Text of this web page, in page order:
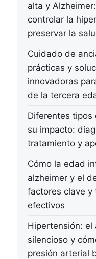
alta y
controlar la
preservar la
Cuidado de
prácticas y
innovadoras
de la tercera
Diferentes tipos
su impacto:
tratamiento y
Cómo la edad
alzheimer y el
factores clave y
efectivos
Hipertensión: el
silencioso y
presión arterial